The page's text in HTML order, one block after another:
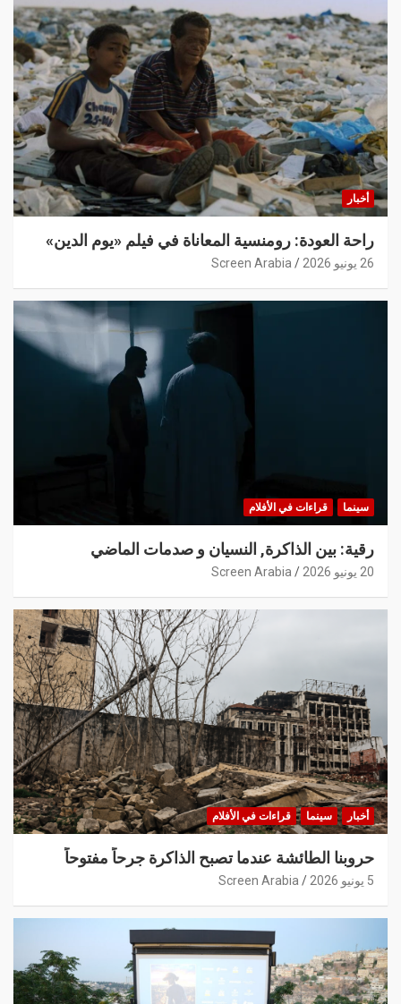
أخبار
راحة العودة: رومنسية المعاناة في فيلم «يوم الدين»
26 يونيو 2026 Screen Arabia
سينما قراءات في الأفلام
رقية: بين الذاكرة, النسيان و صدمات الماضي
20 يونيو 2026 Screen Arabia
أخبار سينما قراءات في الأفلام
حروبنا الطائشة عندما تصبح الذاكرة جرحاً مفتوحاً
5 يونيو 2026 Screen Arabia